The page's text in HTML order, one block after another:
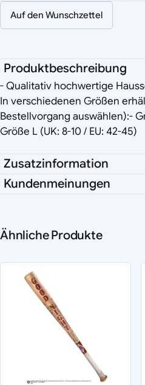
Auf den Wunschzettel
Produktbeschreibung
- Qualitativ hochwertige
In verschiedenen Größen
Bestellvorgang auswählen):-
Größe L (UK: 8-10 / EU: 42-45)
Zusatzinformation
Kundenmeinungen
Ähnliche Produkte